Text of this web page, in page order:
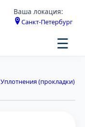
Ваша локация:
Санкт-Петербург
☰
Уплотнения (прокладки)